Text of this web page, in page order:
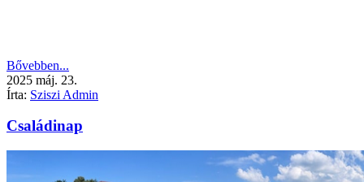
Bővebben...
2025 máj. 23.
Írta: Sziszi Admin
Családinap